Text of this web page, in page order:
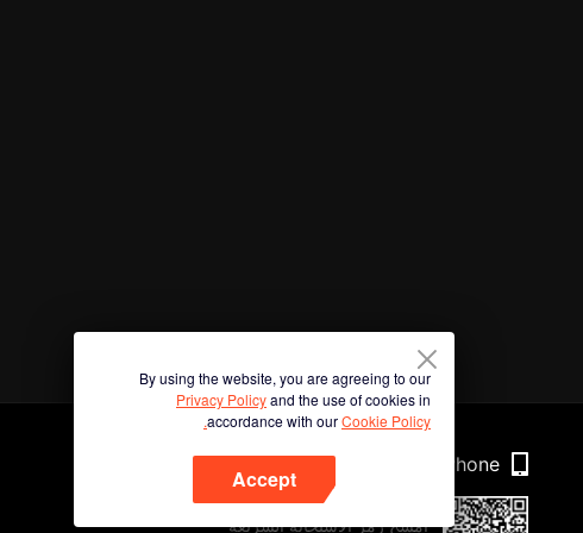
By using the website, you are agreeing to our
Privacy Policyand the use of cookies in
accordance with ourCookie Policy.
Accept
Phone
امسح رمز الاستجابة السريعة